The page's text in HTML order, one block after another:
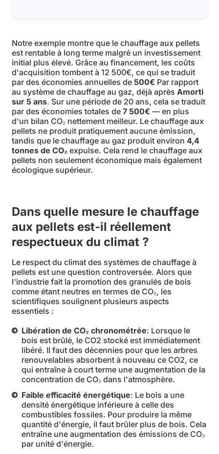
Notre exemple montre que le chauffage aux pellets
est rentable à long terme malgré un investissement
initial plus élevé. Grâce au financement, les coûts
d'acquisition tombent à 12 500€, ce qui se traduit
par des économies annuelles de 500€ Par rapport
au système de chauffage au gaz, déjà après Amorti
sur 5 ans. Sur une période de 20 ans, cela se traduit
par des économies totales de 7 500€ — en plus
d'un bilan CO₂ nettement meilleur. Le chauffage aux
pellets ne produit pratiquement aucune émission,
tandis que le chauffage au gaz produit environ 4,4
tonnes de CO₂ expulse. Cela rend le chauffage aux
pellets non seulement économique mais également
écologique supérieur.
Dans quelle mesure le chauffage
aux pellets est-il réellement
respectueux du climat ?
Le respect du climat des systèmes de chauffage à
pellets est une question controversée. Alors que
l'industrie fait la promotion des granulés de bois
comme étant neutres en termes de CO₂, les
scientifiques soulignent plusieurs aspects
essentiels :
Libération de CO₂ chronométrée: Lorsque le
bois est brûlé, le CO2 stocké est immédiatement
libéré. Il faut des décennies pour que les arbres
renouvelables absorbent à nouveau ce CO2, ce
qui entraîne à court terme une augmentation de la
concentration de CO₂ dans l'atmosphère.
Faible efficacité énergétique: Le bois a une
densité énergétique inférieure à celle des
combustibles fossiles. Pour produire la même
quantité d'énergie, il faut brûler plus de bois. Cela
entraîne une augmentation des émissions de CO₂
par unité d'énergie.